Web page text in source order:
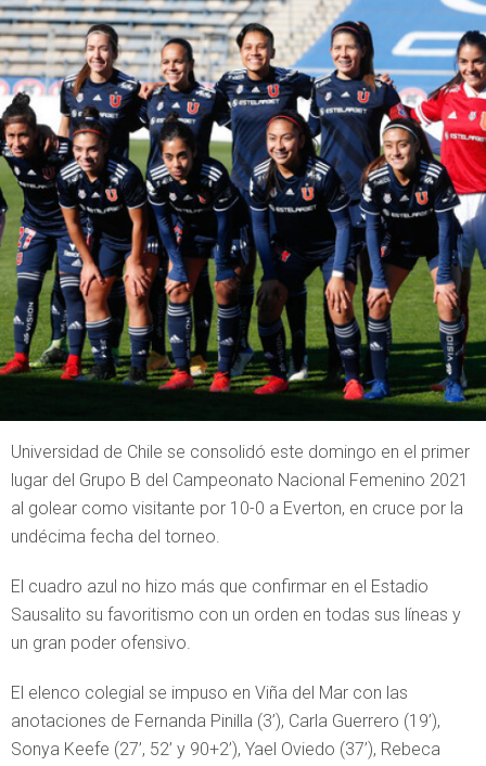
Universidad de Chile se consolidó este domingo en el primer
lugar del Grupo B del Campeonato Nacional Femenino 2021
al golear como visitante por 10-0 a Everton, en cruce por la
undécima fecha del torneo.
El cuadro azul no hizo más que confirmar en el Estadio
Sausalito su favoritismo con un orden en todas sus líneas y
un gran poder ofensivo.
El elenco colegial se impuso en Viña del Mar con las
anotaciones de Fernanda Pinilla (3’), Carla Guerrero (19’),
Sonya Keefe (27’, 52’ y 90+2’), Yael Oviedo (37’), Rebeca